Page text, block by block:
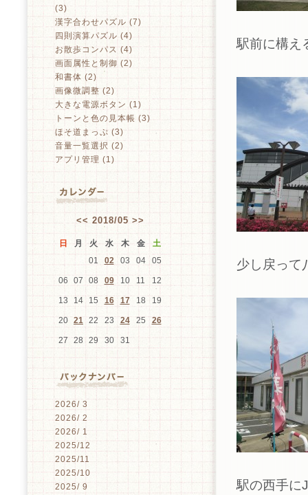
(3)
漢字合わせパズル (7)
四則演算パズル (4)
お散歩コンパス (4)
画面属性と制御 (2)
和書体 (2)
画像微調整 (2)
大きな電源ボタン (1)
トーンと色の見本帳 (3)
ほそ道まっぷ (3)
音量一覧選択 (2)
アプリ管理 (1)
<< 2018/05 >>
日 月 火 水 木 金
土
01
02 03 04 05
06 07 08 09 10 11 12
13 14 15 16 17 18 19
20 21 22 23 24 25 26
27 28 29 30 31
2026/ 3
2026/ 2
2026/ 1
2025/12
2025/11
2025/10
2025/ 9
駅前に構え
少し戻って
駅の西手に